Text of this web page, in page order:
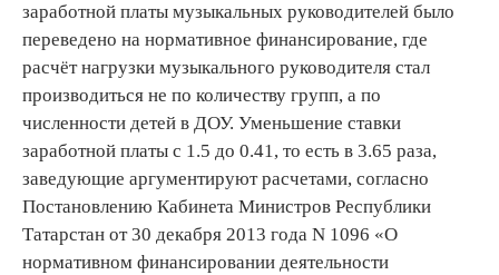
заработной платы музыкальных руководителей было
переведено на нормативное финансирование, где
расчёт нагрузки музыкального руководителя стал
производиться не по количеству групп, а по
численности детей в ДОУ. Уменьшение ставки
заработной платы с 1.5 до 0.41, то есть в 3.65 раза,
заведующие аргументируют расчетами, согласно
Постановлению Кабинета Министров Республики
Татарстан от 30 декабря 2013 года N 1096 «О
нормативном финансировании деятельности